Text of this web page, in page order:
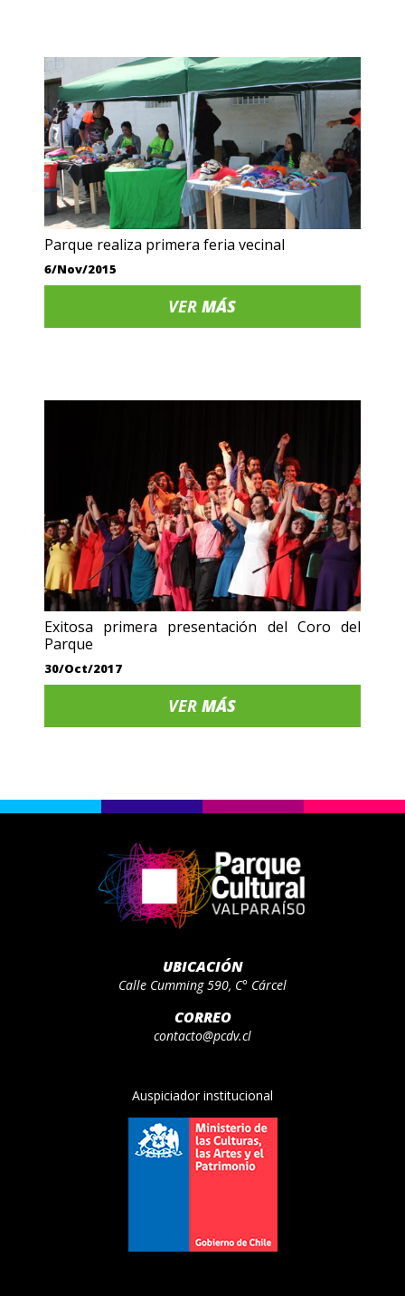
Parque realiza primera feria vecinal
6/Nov/2015
VERMÁS
Exitosa primera presentación del Coro del
Parque
30/Oct/2017
VERMÁS
UBICACIÓN
Calle Cumming 590, C° Cárcel
CORREO
contacto@pcdv.cl
Auspiciador institucional